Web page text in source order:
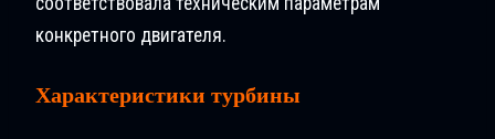
конкретного двигателя.
Характеристики турбины